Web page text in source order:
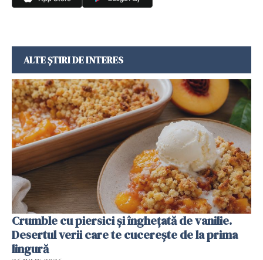
ALTE ȘTIRI DE INTERES
Crumble cu piersici și înghețată de vanilie.
Desertul verii care te cucerește de la prima
lingură